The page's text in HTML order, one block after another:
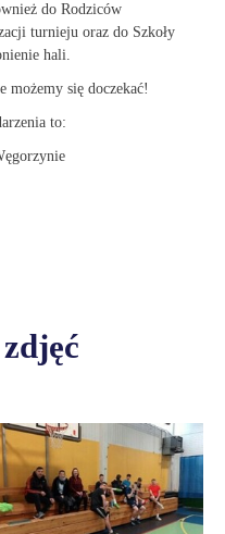
do Rodziców
turnieju oraz do Szkoły
hali.
możemy się doczekać!
to: